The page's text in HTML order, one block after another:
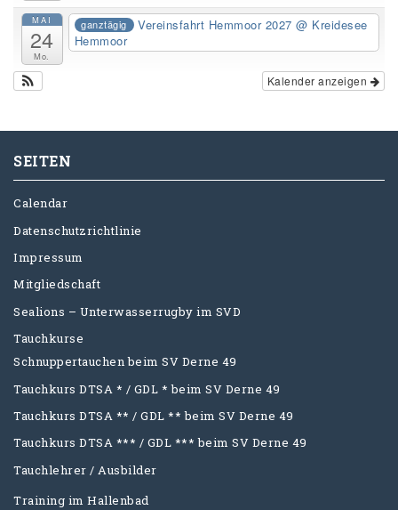
MAI
24
Mo.
ganztägig Vereinsfahrt Hemmoor 2027@ Kreidesee
Hemmoor
Kalender anzeigen
SEITEN
Calendar
Datenschutzrichtlinie
Impressum
Mitgliedschaft
Sealions – Unterwasserrugby im SVD
Tauchkurse
Schnuppertauchen beim SV Derne 49
Tauchkurs DTSA * / GDL * beim SV Derne 49
Tauchkurs DTSA ** / GDL ** beim SV Derne 49
Tauchkurs DTSA *** / GDL *** beim SV Derne 49
Tauchlehrer / Ausbilder
Training im Hallenbad